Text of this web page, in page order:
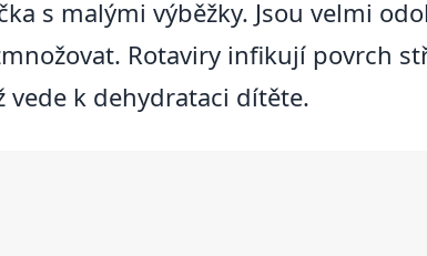
s malými výběžky. Jsou velmi
Rotaviry infikují povrch
vede k dehydrataci dítěte.